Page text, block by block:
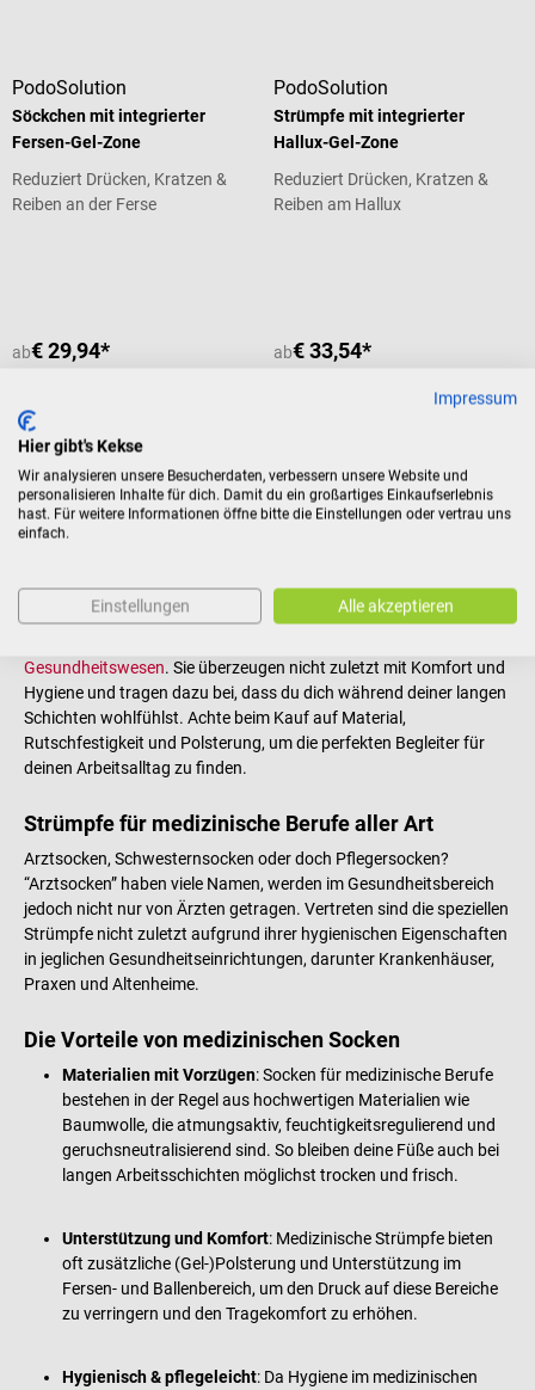
PodoSolution
Söckchen mit integrierter
Fersen-Gel-Zone
Reduziert Drücken, Kratzen &
Reiben an der Ferse
ab€ 29,94*
PodoSolution
Strümpfe mit integrierter
Hallux-Gel-Zone
Reduziert Drücken, Kratzen &
Reiben am Hallux
ab€ 33,54*
Medizinische Socken sind ein oft unterschätzter, aber
Gesundheitswesen. Sie überzeugen nicht zuletzt mit Komfort und
Hygiene und tragen dazu bei, dass du dich während deiner langen
Schichten wohlfühlst. Achte beim Kauf auf Material,
Rutschfestigkeit und Polsterung, um die perfekten Begleiter für
deinen Arbeitsalltag zu finden.
Strümpfe für medizinische Berufe aller Art
Arztsocken, Schwesternsocken oder doch Pflegersocken?
“Arztsocken” haben viele Namen, werden im Gesundheitsbereich
jedoch nicht nur von Ärzten getragen. Vertreten sind die speziellen
Strümpfe nicht zuletzt aufgrund ihrer hygienischen Eigenschaften
in jeglichen Gesundheitseinrichtungen, darunter Krankenhäuser,
Praxen und Altenheime.
Die Vorteile von medizinischen Socken
Materialien mit Vorzügen: Socken für medizinische Berufe
bestehen in der Regel aus hochwertigen Materialien wie
Baumwolle, die atmungsaktiv, feuchtigkeitsregulierend und
geruchsneutralisierend sind. So bleiben deine Füße auch bei
langen Arbeitsschichten möglichst trocken und frisch.
Unterstützung und Komfort: Medizinische Strümpfe bieten
oft zusätzliche (Gel-)Polsterung und Unterstützung im
Fersen- und Ballenbereich, um den Druck auf diese Bereiche
zu verringern und den Tragekomfort zu erhöhen.
Hygienisch & pflegeleicht: Da Hygiene im medizinischen
Impressum
Hier gibt's Kekse
Wir analysieren unsere Besucherdaten, verbessern unsere Website und
personalisieren Inhalte für dich. Damit du ein großartiges Einkaufserlebnis
hast. Für weitere Informationen öffne bitte die Einstellungen oder vertrau uns
einfach.
Einstellungen Alle akzeptieren